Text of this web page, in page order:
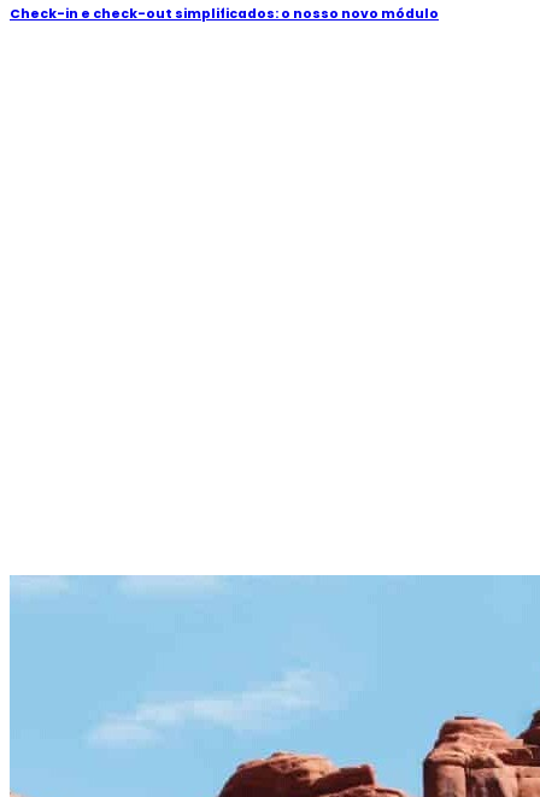
Check-in e check-out simplificados: o nosso novo módulo